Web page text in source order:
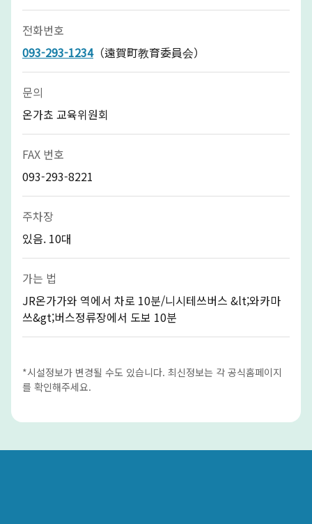
전화번호
093-293-1234（遠賀町教育委員会）
문의
온가쵸 교육위원회
FAX 번호
093-293-8221
주차장
있음. 10대
가는 법
JR온가가와 역에서 차로 10분/니시테쓰버스 &lt;와카마
쓰&gt;버스정류장에서 도보 10분
*시설정보가 변경될 수도 있습니다. 최신정보는 각 공식홈페이지
를 확인해주세요.